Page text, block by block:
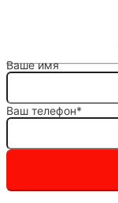
Ваше имя
Ваш телефон*